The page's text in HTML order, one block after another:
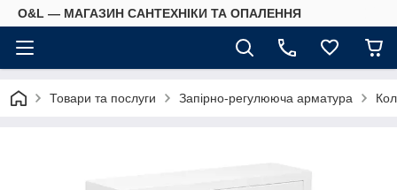
O&L — МАГАЗИН САНТЕХНІКИ ТА ОПАЛЕННЯ
Товари та послуги Запірно-регулююча арматура